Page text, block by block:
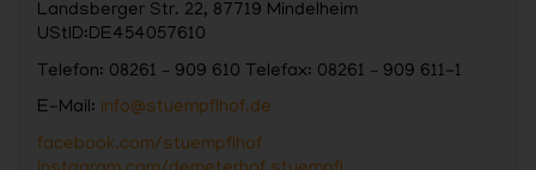
Landsberger Str. 22, 87719 Mindelheim
UStID:DE454057610
Telefon: 08261 – 909 610 Telefax: 08261 – 909 611-1
E-Mail: info@stuempflhof.de
facebook.com/stuempflhof